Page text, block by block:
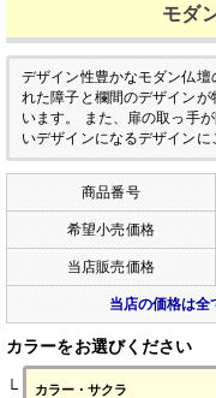
モダ
デザイン性豊かなモダン仏壇
れた障子と欄間のデザイン
います。
また、扉の取っ手
いデザインになるデザインに
商品番号
希望小売価格
当店販売価格
当店の価格は全
カラーをお選びください
└